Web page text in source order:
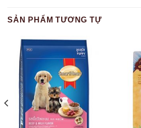
SẢN PHẨM TƯƠNG TỰ